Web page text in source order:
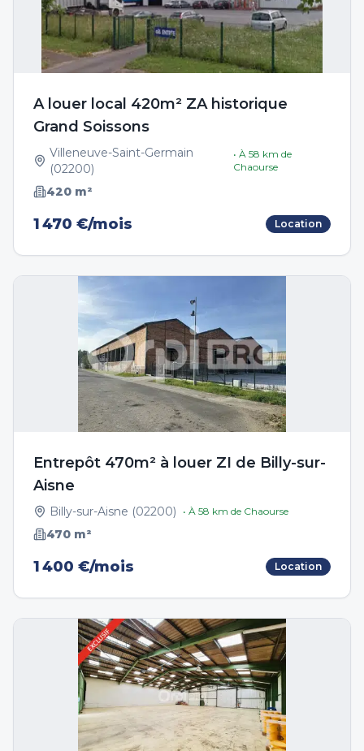
A louer local 420m² ZA historique
Grand Soissons
Villeneuve-Saint-Germain
(02200)
• À 58 km de
Chaourse
420 m²
1 470 €/mois Location
Entrepôt 470m² à louer ZI de Billy-sur-
Aisne
Billy-sur-Aisne (02200) • À 58 km de Chaourse
470 m²
1 400 €/mois Location